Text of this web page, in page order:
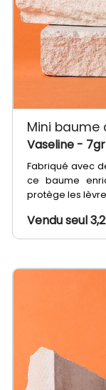
Mini baume
Vaseline - 7gr
Fabriqué avec
ce baume
protège les
Vendu seul